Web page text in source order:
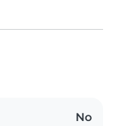
No